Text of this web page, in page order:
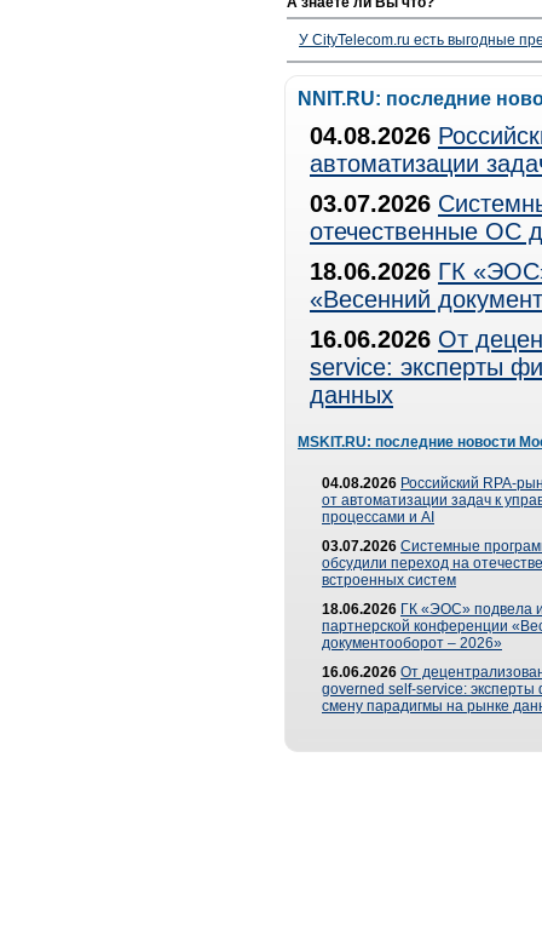
У CityTelecom.ru есть выгодные
NNIT.RU: последние
04.08.2026
автоматизации
03.07.2026
отечественные ОС
18.06.2026 ГК
«Весенний
16.06.2026 От
service: эксперты
данных
MSKIT.RU: последние новости
04.08.2026 Российский RPA-
от автоматизации задач к
процессами и AI
03.07.2026 Системные
обсудили переход на
встроенных систем
18.06.2026 ГК «ЭОС» подвела
партнерской конференции
документооборот – 2026»
16.06.2026 От
governed self-service: эксперты
смену парадигмы на рынке